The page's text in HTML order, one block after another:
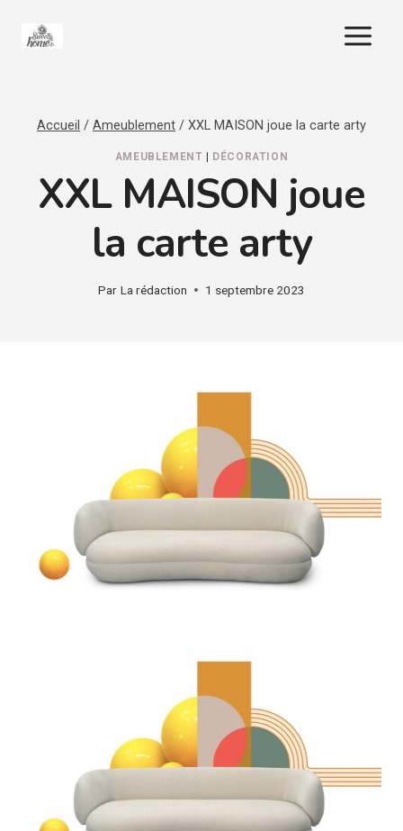
Accueil / Ameublement / XXL MAISON joue la carte arty
AMEUBLEMENT DÉCORATION
XXL MAISON joue
la carte arty
Par La rédaction 1 septembre 2023